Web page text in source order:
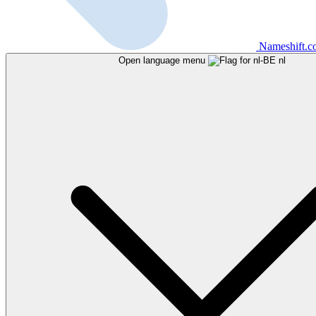
Open language menu nl